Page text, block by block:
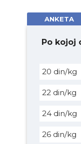
ANKETA
Po kojoj
20 din/kg
22 din/kg
24 din/kg
26 din/kg